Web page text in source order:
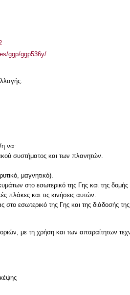
ggp/ggp536y/
η να:
συστήματος και των πλανητών.
μαγνητικό).
στο εσωτερικό της Γης και της δομής
πλάκες και τις κινήσεις αυτών.
στο εσωτερικό της Γης και της διάδοσής
με τη χρήση και των απαραίτητων